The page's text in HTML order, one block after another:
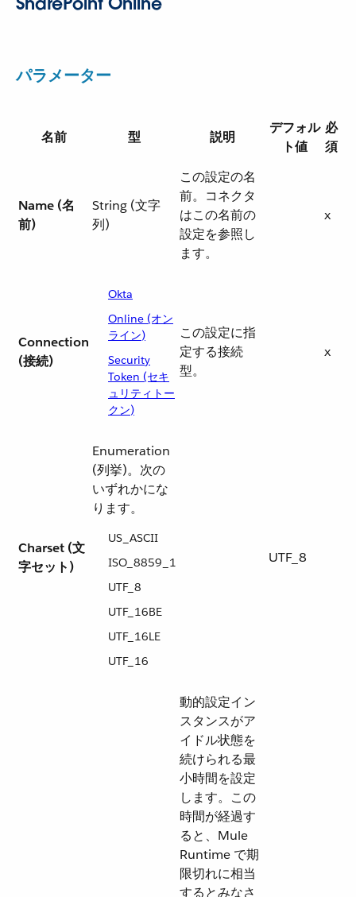
パラメーター
名前 型 説明
デフォル
ト値
必
須
Name (名
前)
String (文字
列)
この設定の名
前。コネクタ
はこの名前の
設定を参照し
ます。
x
Connection
(接続)
Okta
Online (オン
ライン)
Security
Token (セキ
ュリティトー
クン)
この設定に指
定する接続
型。
x
Charset (文
字セット)
Enumeration
(列挙)。次の
いずれかにな
ります。
US_ASCII​
ISO_8859_1​
UTF_8​
UTF_16BE​
UTF_16LE​
UTF_16
UTF_8
動的設定イン
スタンスがア
イドル状態を
続けられる最
小時間を設定
します。この
時間が経過す
ると、Mule
Runtime で期
限切れに相当
するとみなさ